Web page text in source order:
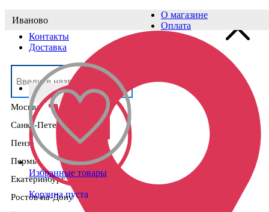
Выберите населённый пункт
Москва
Санкт-Петербург
Пенза
Пермь
Екатеринбург
Ростов-на-Дону
Иваново
О магазине
Оплата
Контакты
Доставка
Избранные товары
Корзина пуста